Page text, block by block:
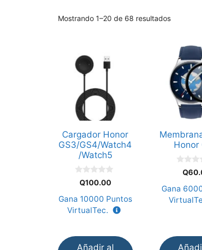
Mostrando 1–20 de 68 resultados
Cargador Honor
GS3/GS4/Watch4
/Watch5
5
Q100.00
Gana 10000 Puntos
VirtualTec.
Añadir al
Honor
5
Q
Gana